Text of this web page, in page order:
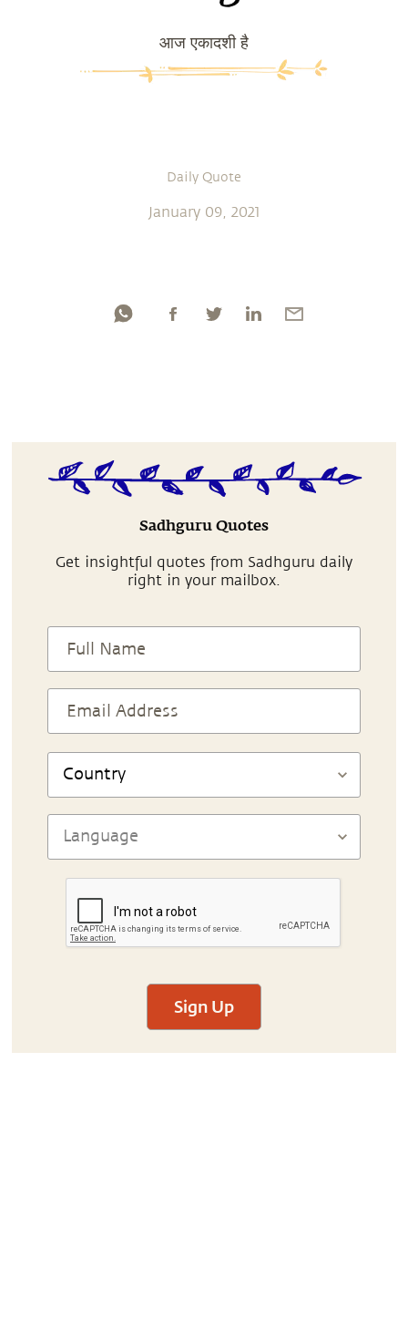
आज एकादशी है
Daily Quote
January 09, 2021
Sadhguru Quotes
Get insightful quotes from Sadhguru daily
right in your mailbox.
Sign Up